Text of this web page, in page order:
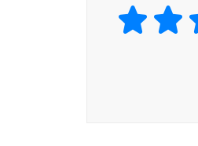
‘자라투스트라’도
맛보길 바란다.